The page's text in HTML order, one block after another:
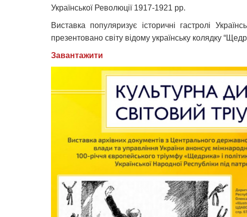
Української Революції 1917-1921 рр.
Виставка популяризує історичні гастролі
презентовано світу відому українську колядку
Завантажити